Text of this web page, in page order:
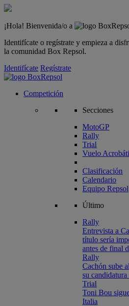
¡Hola! Bienvenida/o a
Identifícate o regístrate y empieza a
la comunidad Box Repsol.
Identifícate Regístrate
Competición
Secciones
MotoGP
Rally
Trial
Vuelo
Clasificación
Calendario
Equipo Repsol
Último
Rally
Entrevista a
título sería
antes de final
Rally
Cachón sube
su
Trial
Toni Bou
Italia